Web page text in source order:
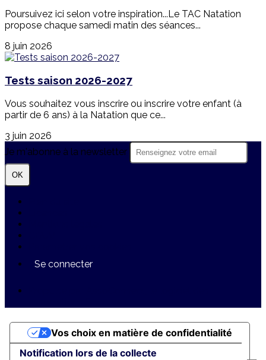
Poursuivez ici selon votre inspiration...Le TAC Natation
propose chaque samedi matin des séances...
8 juin 2026
Tests saison 2026-2027
Vous souhaitez vous inscrire ou inscrire votre enfant (à
partir de 6 ans) à la Natation que ce...
3 juin 2026
Je m'abonne à la newsletter
OK
Se connecter
Notification lors de la collecte
Vos choix en matière de confidentialité